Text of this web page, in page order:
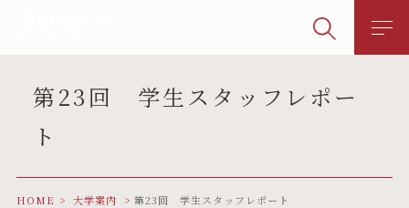
第23回 学生スタッフレポー
ト
HOME 大学案内 第23回 学生スタッフレポート